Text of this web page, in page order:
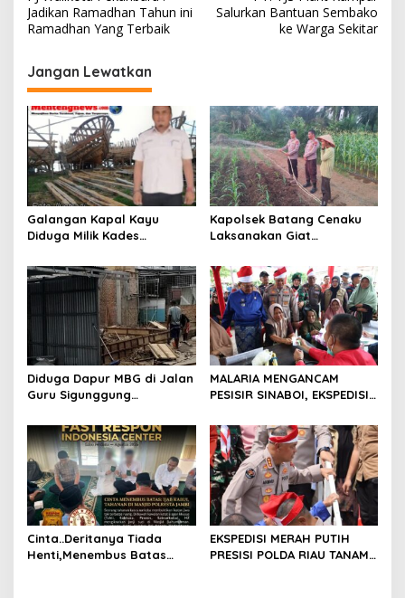
a
v
i
g
a
s
i
p
o
s
Jadikan Ramadhan Tahun ini
Ramadhan Yang Terbaik
Salurkan Bantuan Sembako
ke Warga Sekitar
Jangan Lewatkan
Galangan Kapal Kayu
Diduga Milik Kades
Menuai Sorotan,
Masyarakat Menilai Bahan
Material Kapal Kayu
Diduga dari Hasil Ilegal
Kapolsek Batang Cenaku
Laksanakan Giat
dan Pengecekan Jagung
Pipil di Desa Aur Cina.
Diduga Dapur MBG di Jalan
Guru Sigunggung
SOP, Selain itu Warga
Keluhkan Bau Limbah yang
Menyengat.
MALARIA MENGANCAM
PESISIR SINABOI, EKSPEDISI
RIAU HADIR DENGAN
PELAYANAN KESEHATAN
GRATIS
Cinta..Deritanya Tiada
Henti,Menembus Batas
EKSPEDISI MERAH PUTIH
PRESISI POLDA RIAU TANAM